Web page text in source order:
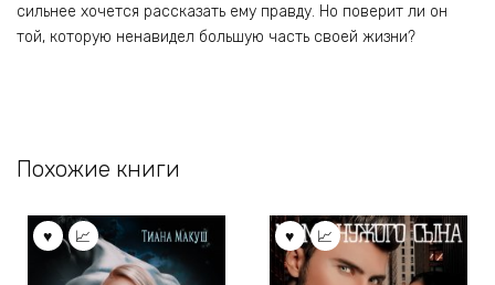
сильнее хочется рассказать ему правду. Но поверит ли он
той, которую ненавидел большую часть своей жизни?
Похожие книги